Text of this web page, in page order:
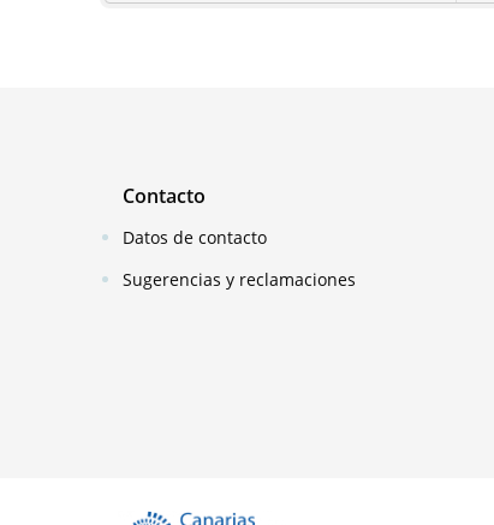
Contacto
Datos de contacto
Sugerencias y reclamaciones